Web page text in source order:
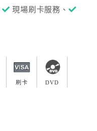
現場刷卡服務、
刷卡 DVD